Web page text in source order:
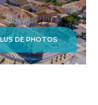
DE PHOTOS